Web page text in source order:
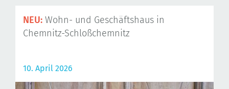
NEU: Wohn- und Geschäftshaus in
Chemnitz-Schloßchemnitz
10. April 2026